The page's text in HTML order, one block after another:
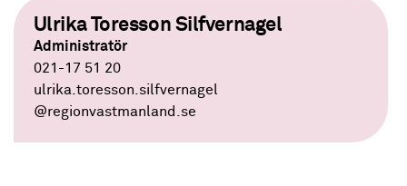
Ulrika Toresson Silfvernagel
Administratör
021-17 51 20
ulrika.toresson.silfvernagel
@regionvastmanland.se